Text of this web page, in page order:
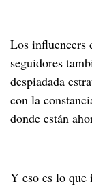
Los influencers
seguidores
despiadada
con la
donde están
Y eso es lo que